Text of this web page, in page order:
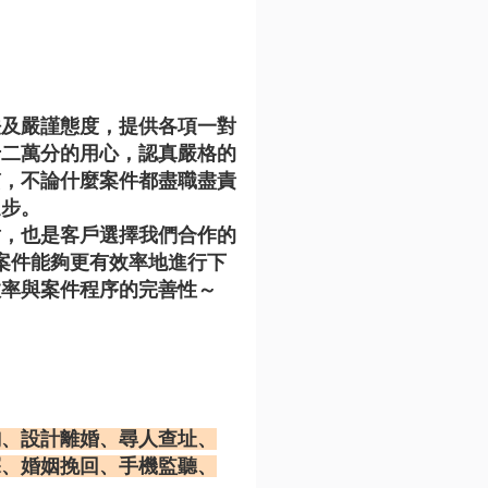
嚴謹態度，提供各項一對
萬分的用心，認真嚴格的
不論什麼案件都盡職盡責
。
也是客戶選擇我們合作的
件能夠更有效率地進行下
與案件程序的完善性～
設計離婚、尋人查址、
婚姻挽回、手機監聽、